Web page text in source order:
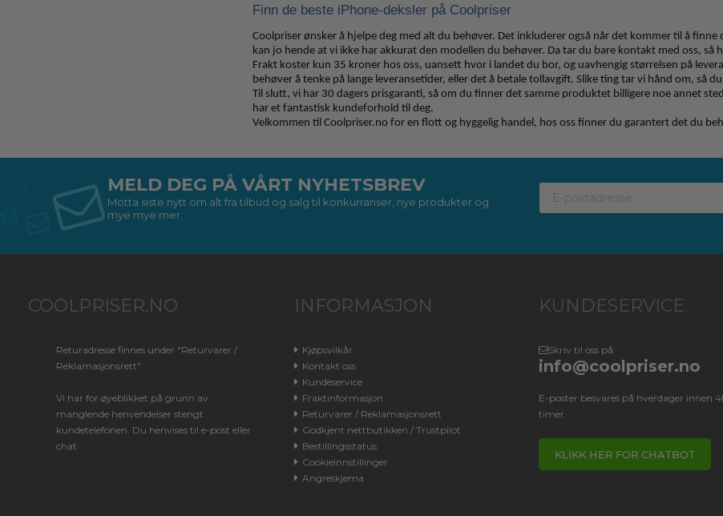
Finn de beste iPhone-deksler på Coolpriser
Coolpriser ønsker å hjelpe deg med alt du behøver. Det inkluderer også når det kommer til å
kan jo hende at vi ikke har akkurat den modellen du behøver. Da tar du bare kontakt med oss, så
Frakt koster kun 35 kroner hos oss, uansett hvor i landet du bor, og uavhengig størrelsen på
behøver å tenke på lange leveransetider, eller det å betale tollavgift. Slike ting tar vi hånd om, så
Til slutt, vi har 30 dagers prisgaranti, så om du finner det samme produktet billigere noe annet
har et fantastisk kundeforhold til deg.
Velkommen til Coolpriser.no for en flott og hyggelig handel, hos oss finner du garantert det du
MELD DEG PÅ VÅRT NYHETSBREV
Motta siste nytt om alt fra tilbud og salg til konkurranser, nye produkter og
mye mye mer.
COOLPRISER.NO
Returadresse finnes under "Returvarer /
Reklamasjonsrett"
Vi har for øyeblikket på grunn av
manglende henvendelser stengt
kundetelefonen. Du henvises til e-post eller
chat.
INFORMASJON
Kjøpsvilkår
Kontakt oss
Kundeservice
Fraktinformasjon
Returvarer / Reklamasjonsrett
Godkjent nettbutikken / Trustpilot
Bestillingsstatus
Cookieinnstillinger
Angreskjema
KUNDESERVICE
Skriv til oss på
info@coolpriser.no
E-poster besvares på hverdager innen
timer.
KLIKK HER FOR CHATBOT